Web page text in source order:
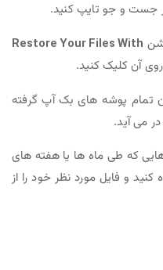
جست و جو تایپ کنید.
Restore Your Files With
آن کلیک کنید.
تمام پوشه های بک آپ گرفته
می آید.
که طی ماه ها یا هفته های
و فایل مورد نظر خود را از